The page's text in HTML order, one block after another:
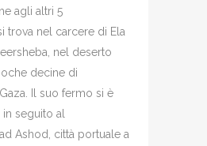
agli altri 5
trova nel carcere di Ela
nel deserto
decine di
Il suo fermo si è
seguito al
Ashod, città portuale a